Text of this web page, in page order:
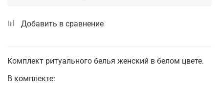
Добавить в сравнение
Комплект ритуального белья женский в белом цвете.
В комплекте: